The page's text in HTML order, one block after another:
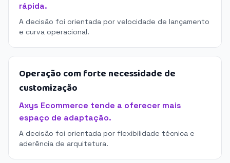
rápida.
A decisão foi orientada por velocidade de lançamento
e curva operacional.
Operação com forte necessidade de
customização
Axys Ecommerce tende a oferecer mais
espaço de adaptação.
A decisão foi orientada por flexibilidade técnica e
aderência de arquitetura.